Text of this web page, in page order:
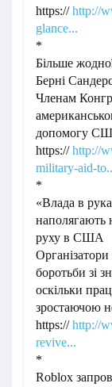
https://http://
glance...
*
Більше
Берні
Членам
допомогу
https://http://
military-aid-
*
«Влада в
наполягають
руху в США
боротьби зі
оскільки
зростаючою
https://http://
revive...
*
Roblox